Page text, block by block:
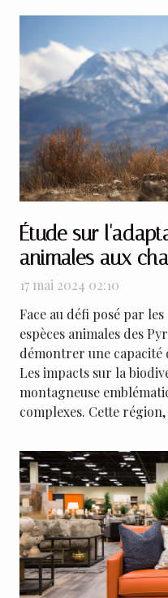
Étude sur
animales aux
climatiques dans
17 mai 2024 02:10
Face au défi posé par
espèces animales des
démontrer une
Les impacts sur la
montagneuse
complexes. Cette